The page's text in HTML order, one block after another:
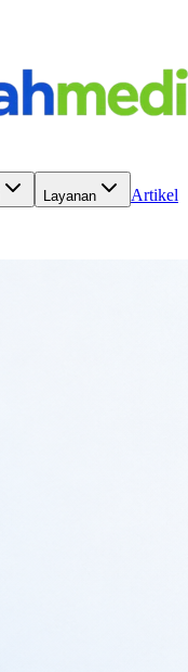
Layanan Artikel